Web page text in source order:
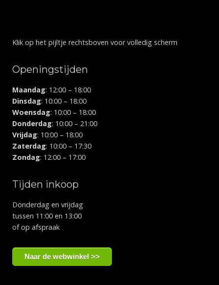
Klik op het pijltje rechtsboven voor volledig scherm
Openingstijden
Maandag: 12:00 – 18:00
Dinsdag: 10:00 – 18:00
Woensdag: 10:00 – 18:00
Donderdag: 10:00 – 21:00
Vrijdag: 10:00 – 18:00
Zaterdag: 10:00 – 17:30
Zondag: 12:00 – 17:00
Tijden inkoop
Donderdag en vrijdag
tussen 11:00 en 13:00
of op afspraak
Naar de webwinkel >>